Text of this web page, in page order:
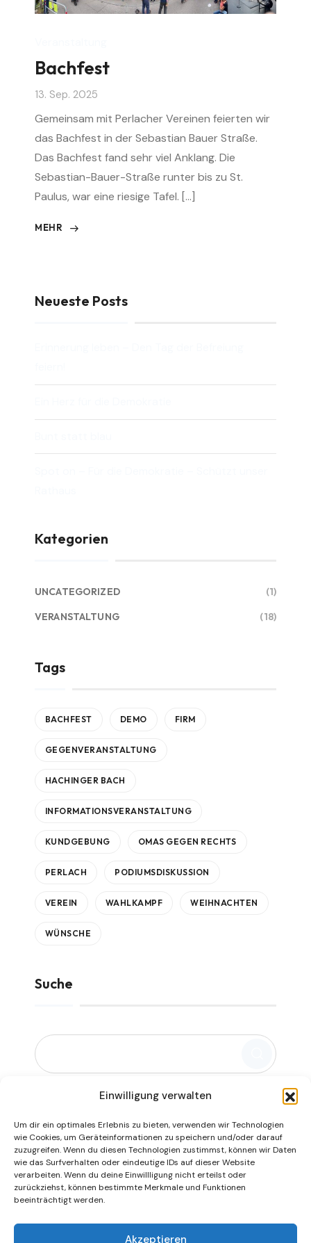
Einwilligung verwalten
Um dir ein optimales Erlebnis zu bieten, verwenden wir Technologien
wie Cookies, um Geräteinformationen zu speichern und/oder darauf
zuzugreifen. Wenn du diesen Technologien zustimmst, können wir Daten
wie das Surfverhalten oder eindeutige IDs auf dieser Website
verarbeiten. Wenn du deine Einwillligung nicht erteilst oder
zurückziehst, können bestimmte Merkmale und Funktionen
beeinträchtigt werden.
Akzeptieren
Bachfest
13. Sep. 2025
Gemeinsam mit Perlacher Vereinen feierten wir
das Bachfest in der Sebastian Bauer Straße.
Das Bachfest fand sehr viel Anklang. Die
Sebastian-Bauer-Straße runter bis zu St.
Paulus, war eine riesige Tafel. […]
MEHR
Neueste Posts
Kategorien
UNCATEGORIZED
(1)
VERANSTALTUNG
(18)
Tags
BACHFEST DEMO FIRM
GEGENVERANSTALTUNG
HACHINGER BACH
INFORMATIONSVERANSTALTUNG
KUNDGEBUNG OMAS GEGEN RECHTS
PERLACH PODIUMSDISKUSSION
VEREIN WAHLKAMPF WEIHNACHTEN
WÜNSCHE
Suche
| |